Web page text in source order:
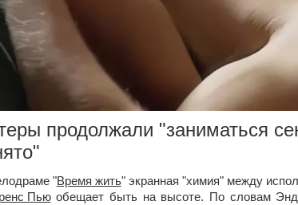
продолжали "заниматься
"Время жить" экранная "химия" между
Пьюобещает быть на высоте. По словам